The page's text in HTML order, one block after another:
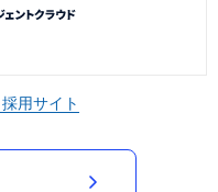
採用サイト